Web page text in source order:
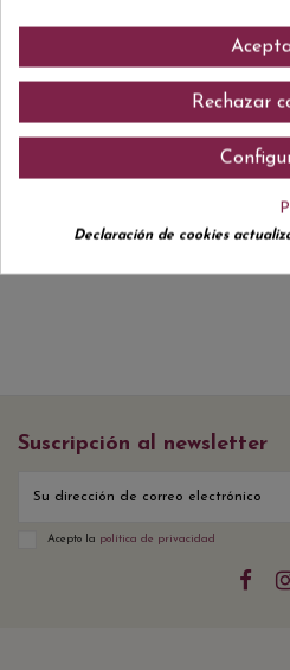
Comentarios (0)
No hay reseñas de
Suscripción al newsletter
Acepto la política de privacidad
Rechazar
Declaración de cookies